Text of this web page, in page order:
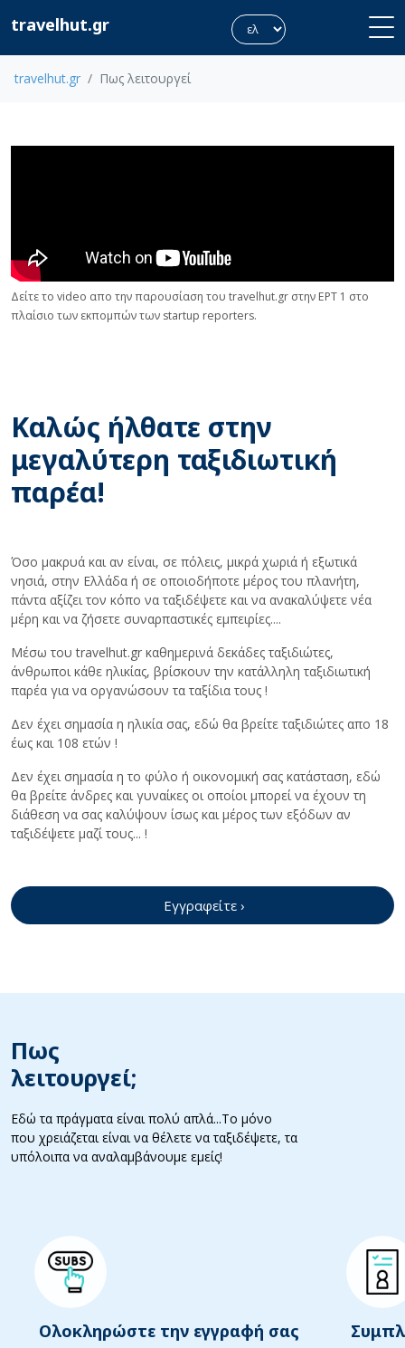
travelhut.gr
travelhut.gr Πως λειτουργεί
Δείτε το video απο την παρουσίαση του travelhut.gr στην ΕΡΤ 1 στο
πλαίσιο των εκπομπών των startup reporters.
Καλώς ήλθατε στην
μεγαλύτερη ταξιδιωτική
παρέα!
Όσο μακρυά και αν είναι, σε πόλεις, μικρά χωριά ή εξωτικά
νησιά, στην Ελλάδα ή σε οποιοδήποτε μέρος του πλανήτη,
πάντα αξίζει τον κόπο να ταξιδέψετε και να ανακαλύψετε νέα
μέρη και να ζήσετε συναρπαστικές εμπειρίες....
Μέσω του travelhut.gr καθημερινά δεκάδες ταξιδιώτες,
άνθρωποι κάθε ηλικίας, βρίσκουν την κατάλληλη ταξιδιωτική
παρέα για να οργανώσουν τα ταξίδια τους !
Δεν έχει σημασία η ηλικία σας, εδώ θα βρείτε ταξιδιώτες απο 18
έως και 108 ετών !
Δεν έχει σημασία η το φύλο ή οικονομική σας κατάσταση, εδώ
θα βρείτε άνδρες και γυναίκες οι οποίοι μπορεί να έχουν τη
διάθεση να σας καλύψουν ίσως και μέρος των εξόδων αν
ταξιδέψετε μαζί τους... !
Εγγραφείτε ›
Πως
λειτουργεί;
Εδώ τα πράγματα είναι πολύ απλά...Το μόνο
που χρειάζεται είναι να θέλετε να ταξιδέψετε, τα
υπόλοιπα να αναλαμβάνουμε εμείς!
Ολοκληρώστε την εγγραφή σας